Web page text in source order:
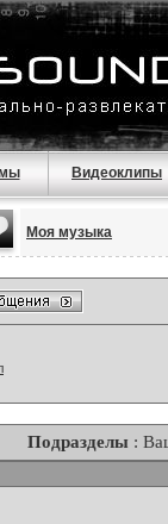
Видеоклипы
Моя музыка
Подразделы :